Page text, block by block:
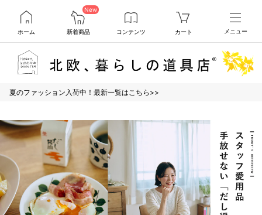
ホーム
New
新着商品 コンテンツ カート メニュー
夏のファッション入荷中！最新一覧はこちら>>